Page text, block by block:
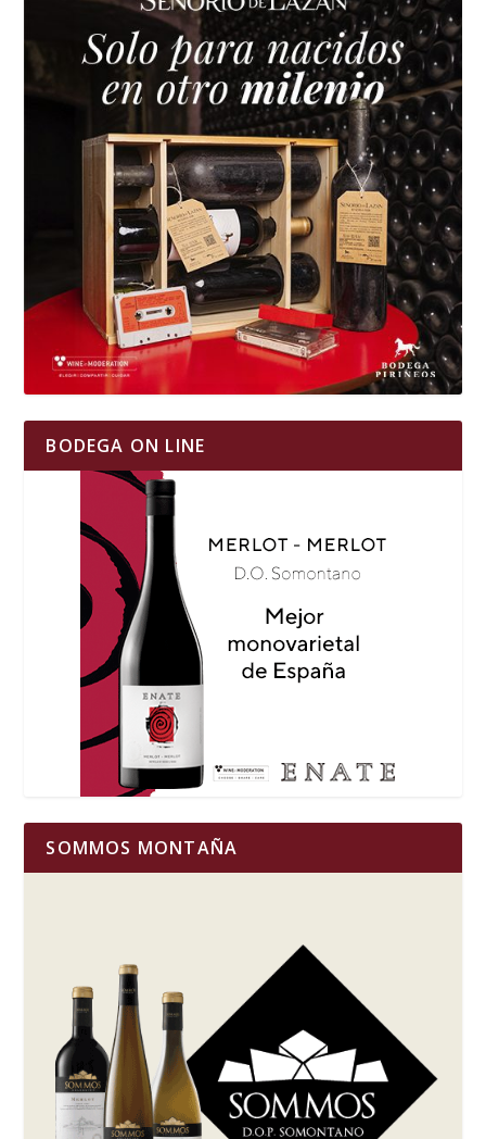
BODEGA ON LINE
SOMMOS MONTAÑA